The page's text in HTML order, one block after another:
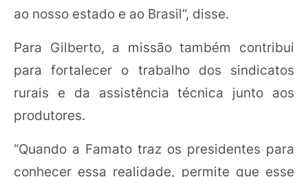
ao nosso estado e ao Brasil”, disse.
Para Gilberto, a missão também contribui
para fortalecer o trabalho dos sindicatos
rurais e da assistência técnica junto aos
produtores.
“Quando a Famato traz os presidentes para
conhecer essa realidade, permite que esse